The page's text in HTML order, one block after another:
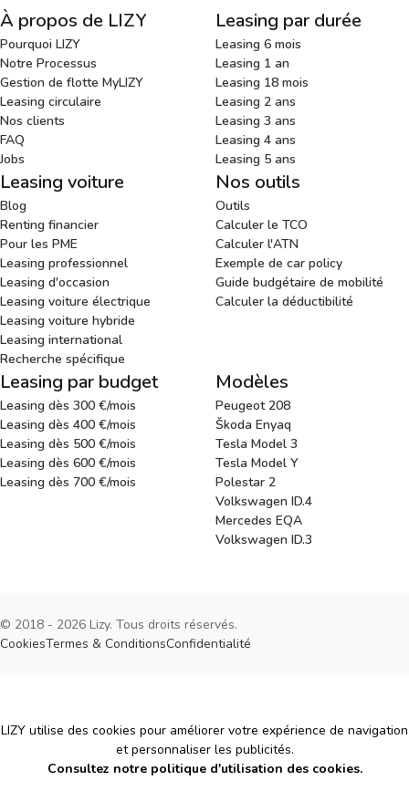
À propos de LIZY
Pourquoi LIZY
Notre Processus
Gestion de flotte MyLIZY
Leasing circulaire
Nos clients
FAQ
Jobs
Leasing par durée
Leasing 6 mois
Leasing 1 an
Leasing 18 mois
Leasing 2 ans
Leasing 3 ans
Leasing 4 ans
Leasing 5 ans
Leasing voiture
Blog
Renting financier
Pour les PME
Leasing professionnel
Leasing d'occasion
Leasing voiture électrique
Leasing voiture hybride
Leasing international
Recherche spécifique
Nos outils
Outils
Calculer le TCO
Calculer l'ATN
Exemple de car policy
Guide budgétaire de mobilité
Calculer la déductibilité
Leasing par budget
Leasing dès 300 €/mois
Leasing dès 400 €/mois
Leasing dès 500 €/mois
Leasing dès 600 €/mois
Leasing dès 700 €/mois
Modèles
Peugeot 208
Škoda Enyaq
Tesla Model 3
Tesla Model Y
Polestar 2
Volkswagen ID.4
Mercedes EQA
Volkswagen ID.3
© 2018 - 2026 Lizy. Tous droits réservés.
CookiesTermes & ConditionsConfidentialité
Cookies
LIZY utilise des cookies pour améliorer votre expérience de navigation
et personnaliser les publicités.
Consultez notre politique d'utilisation des cookies.